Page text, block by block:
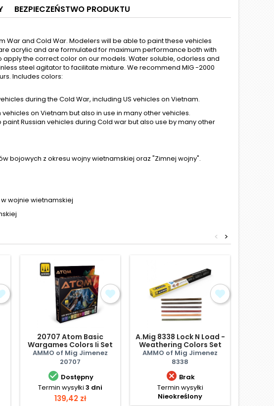
BEZPIECZEŃSTWO PRODUKTU
War and Cold War. Modelers will be able to paint these vehicles
acrylic and are formulated for maximum performance both with
apply the correct color on our models. Water soluble, odorless and
steel agitator to facilitate mixture. We recommend MIG -2000
Includes colors:
vehicles during the Cold War, including US vehicles on Vietnam.
vehicles on Vietnam but also in use in many other vehicles.
to paint Russian vehicles during Cold war but also use by many other
bojowych z okresu wojny wietnamskiej oraz "Zimnej wojny".
wojnie wietnamskiej
>
<
20707 Atom Basic
Wargames Colors Ii Set
AMMO of Mig Jimenez
20707
 Dostępny
Termin wysyłki 3 dni
Cena
139,42 zł
A.Mig 8338 Lock N Load -
Weathering Colors Set
AMMO of Mig Jimenez
8338
 Brak
Termin wysyłki
Nieokreślony